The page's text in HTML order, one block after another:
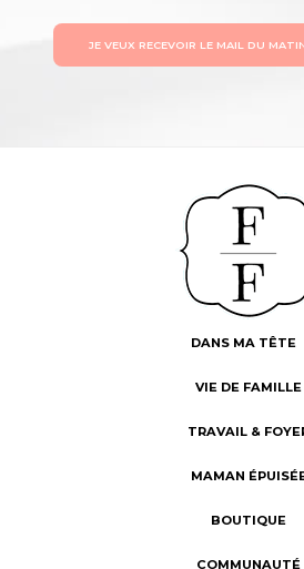
JE VEUX RECEVOIR LE MAIL DU
DANS MA TÊTE
VIE DE FAMILLE
TRAVAIL &
MAMAN
BOUTIQUE
COMMUNAUTÉ